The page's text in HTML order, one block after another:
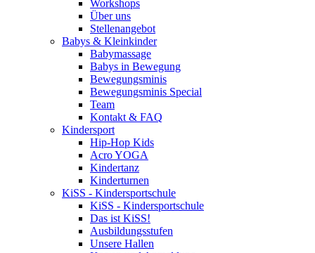
Workshops
Über uns
Stellenangebot
Babys & Kleinkinder
Babymassage
Babys in Bewegung
Bewegungsminis
Bewegungsminis Special
Team
Kontakt & FAQ
Kindersport
Hip-Hop Kids
Acro YOGA
Kindertanz
Kinderturnen
KiSS - Kindersportschule
KiSS - Kindersportschule
Das ist KiSS!
Ausbildungsstufen
Unsere Hallen